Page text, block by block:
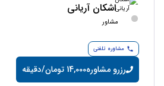
اشکان آریانی
مشاور
مشاوره تلفنی
رزرو مشاوره14,000 تومان/دقیقه